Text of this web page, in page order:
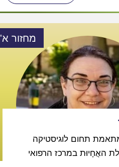
מחזור א'
תחום לוגיסטיקה
האֲחָיוּת במרכז הרפואי